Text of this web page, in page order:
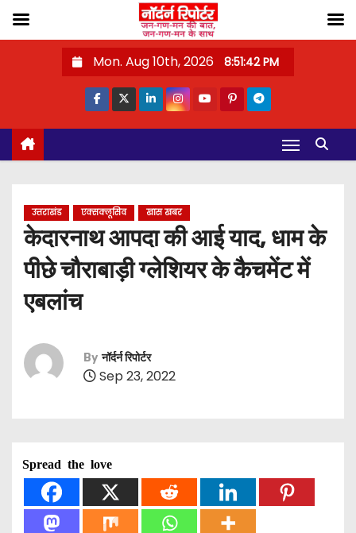
o
Mon. Aug 10th, 2026 8:51:43 PM
उत्तराखंड एक्सक्लूसिव खास खबर
केदारनाथ आपदा की आई याद, धाम के
पीछे चौराबाड़ी ग्लेशियर के कैचमेंट में
एबलांच
By नॉर्दर्न रिपोर्टर
Sep 23, 2022
Spread the love